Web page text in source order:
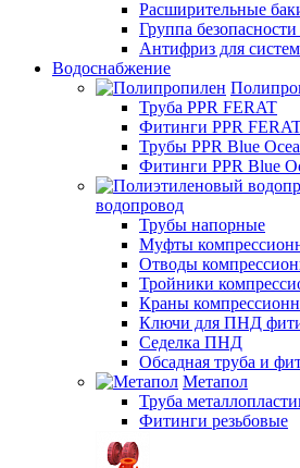
Расширительные
Группа
Антифриз для
Водоснабжение
Труба PPR FERAT
Фитинги PPR
Трубы PPR Blue
Фитинги PPR Blue
водопровод
Трубы напорные
Муфты
Отводы
Тройники
Краны
Ключи для ПНД
Седелка ПНД
Обсадная труба и
Метапол
Труба
Фитинги резьбовые